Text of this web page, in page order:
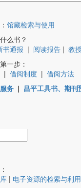
： 馆藏检索与使用
么书？
书通报 | 阅读报告 | 教
一步：
| 借阅制度 | 借阅方法
务 | 昌平工具书、期刊
| 电子资源的检索与利用